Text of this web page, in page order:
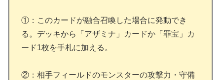
①：このカードが融合召喚した場合に発動でき
る。デッキから「アザミナ」カードか「罪宝」カ
ード1枚を手札に加える。
②：相手フィールドのモンスターの攻撃力・守備